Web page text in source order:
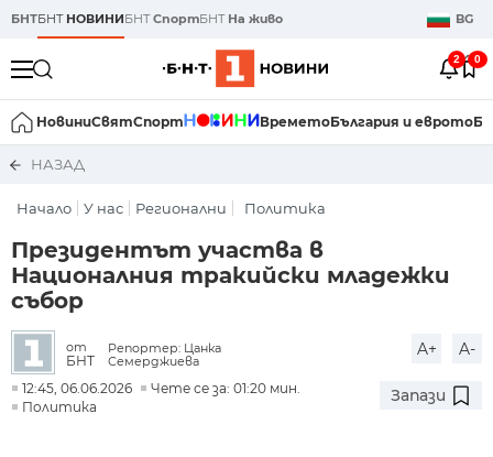
БНТБНТ НОВИНИБНТСпортБНТ На живо BG
2 0
НовиниСвятСпорт ВреметоБългария и еврото
НАЗАД
Начало У нас Регионални Политика
Президентът участва в
Националния тракийски младежки
събор
от
БНТ
Репортер: Цанка
Семерджиева
A+ A-
12:45, 06.06.2026
Чете се за: 01:20 мин.
Политика
Запази